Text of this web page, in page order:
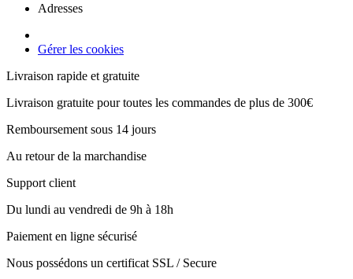
Adresses
Gérer les cookies
Livraison rapide et gratuite
Livraison gratuite pour toutes les commandes de plus de 300€
Remboursement sous 14 jours
Au retour de la marchandise
Support client
Du lundi au vendredi de 9h à 18h
Paiement en ligne sécurisé
Nous possédons un certificat SSL / Secure